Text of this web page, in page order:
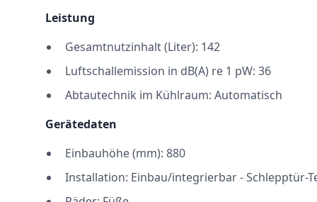
Leistung
Gesamtnutzinhalt (Liter): 142
Luftschallemission in dB(A) re 1 pW: 36
Abtautechnik im Kühlraum: Automatisch
Gerätedaten
Einbauhöhe (mm): 880
Installation: Einbau/integrierbar - Schlepptür-